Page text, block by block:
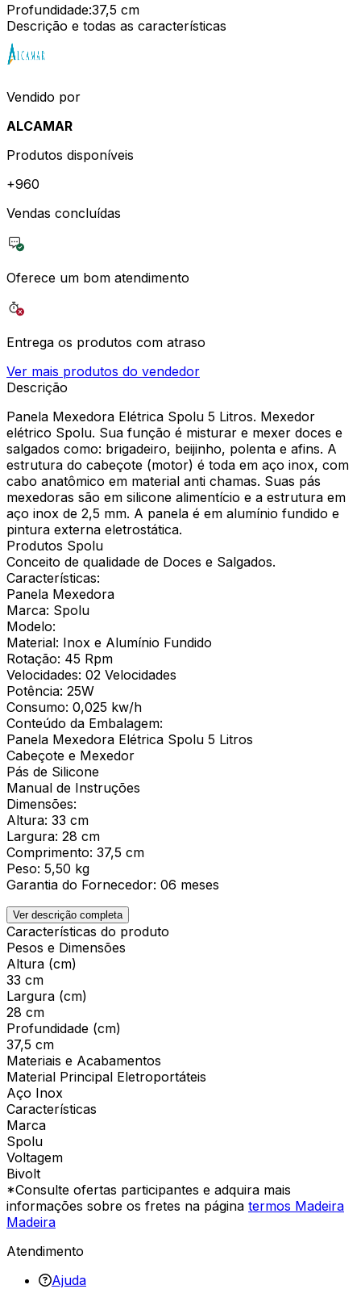
Profundidade:37,5 cm
Descrição e todas as características
Vendido por
ALCAMAR
Produtos disponíveis
+960
Vendas concluídas
Oferece um bom atendimento
Entrega os produtos com atraso
Ver mais produtos do vendedor
Descrição
Panela Mexedora Elétrica Spolu 5 Litros. Mexedor
elétrico Spolu. Sua função é misturar e mexer doces e
salgados como: brigadeiro, beijinho, polenta e afins. A
estrutura do cabeçote (motor) é toda em aço inox, com
cabo anatômico em material anti chamas. Suas pás
mexedoras são em silicone alimentício e a estrutura em
aço inox de 2,5 mm. A panela é em alumínio fundido e
pintura externa eletrostática.
Produtos Spolu
Conceito de qualidade de Doces e Salgados.
Características:
Panela Mexedora
Marca: Spolu
Modelo:
Material: Inox e Alumínio Fundido
Rotação: 45 Rpm
Velocidades: 02 Velocidades
Potência: 25W
Consumo: 0,025 kw/h
Conteúdo da Embalagem:
Panela Mexedora Elétrica Spolu 5 Litros
Cabeçote e Mexedor
Pás de Silicone
Manual de Instruções
Dimensões:
Altura: 33 cm
Largura: 28 cm
Comprimento: 37,5 cm
Peso: 5,50 kg
Garantia do Fornecedor: 06 meses
Ver descrição completa
Características do produto
Pesos e Dimensões
Altura (cm)
33 cm
Largura (cm)
28 cm
Profundidade (cm)
37,5 cm
Materiais e Acabamentos
Material Principal Eletroportáteis
Aço Inox
Características
Marca
Spolu
Voltagem
Bivolt
*Consulte ofertas participantes e adquira mais
informações sobre os fretes na página termos Madeira
Madeira
Atendimento
Ajuda